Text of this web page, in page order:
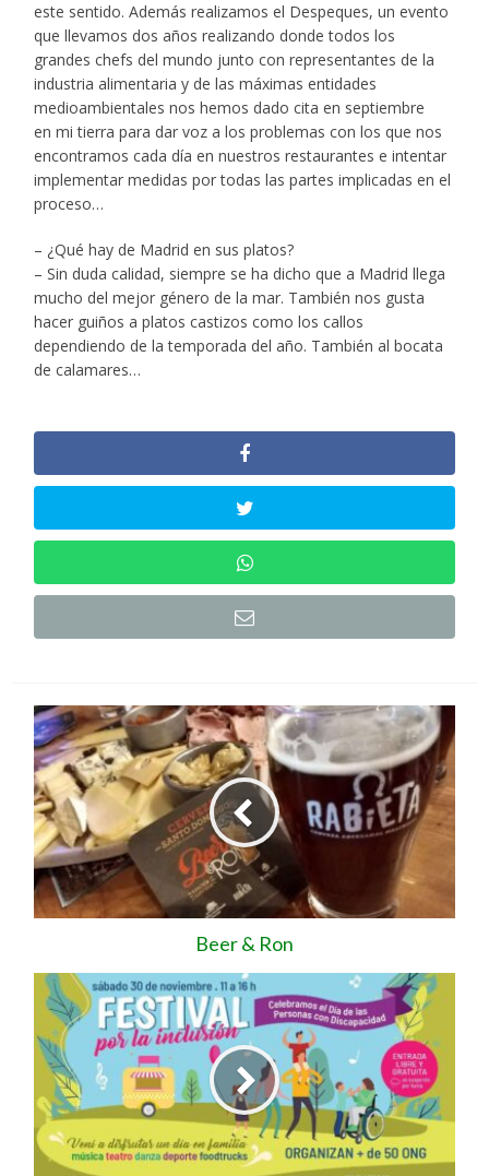
este sentido. Además realizamos el Despeques, un evento
que llevamos dos años realizando donde todos los
grandes chefs del mundo junto con representantes de la
industria alimentaria y de las máximas entidades
medioambientales nos hemos dado cita en septiembre
en mi tierra para dar voz a los problemas con los que nos
encontramos cada día en nuestros restaurantes e intentar
implementar medidas por todas las partes implicadas en el
proceso…
– ¿Qué hay de Madrid en sus platos?
– Sin duda calidad, siempre se ha dicho que a Madrid llega
mucho del mejor género de la mar. También nos gusta
hacer guiños a platos castizos como los callos
dependiendo de la temporada del año. También al bocata
de calamares…
Beer & Ron